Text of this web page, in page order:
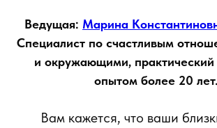
Ведущая: Марина
Специалист по счастливым
и окружающими, практический
опытом более 20 лет.
Вам кажется, что ваши